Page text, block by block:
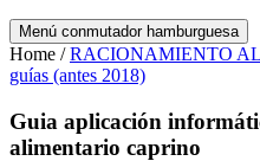
Menú conmutador hamburguesa
Home /RACIONAMIENTO
guías (antes 2018)
Guia aplicación
alimentario caprino